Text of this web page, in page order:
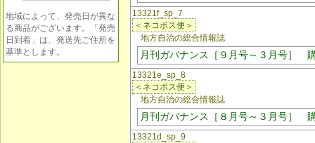
地域によって、発売日が異な
る商品がございます。「発売
日到着」は、発送先ご住所を
基準とします。
13321f_sp_7
＜ネコポス便＞
地方自治の総合情報誌
月刊ガバナンス［９月号～３月号］
13321e_sp_8
＜ネコポス便＞
地方自治の総合情報誌
月刊ガバナンス［８月号～３月号］
13321d_sp_9